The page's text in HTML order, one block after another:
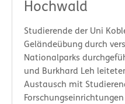
Hochwald
Studierende der Uni
Geländeübung durch
Nationalparks
und Burkhard Leh
Austausch mit